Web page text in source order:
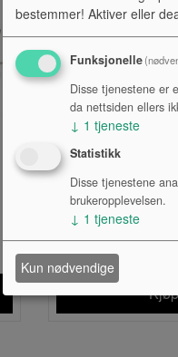
Kjøp
bestemmer! Aktiver eller
Funksjonelle
Disse tjenestene er
da nettsiden ellers
↓ 1 tjeneste
Statistikk
Disse tjenestene
brukeropplevelsen.
↓ 1 tjeneste
Kun nødvendige